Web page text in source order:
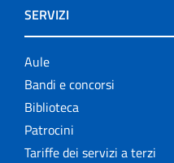
SERVIZI
Aule
Bandi e concorsi
Biblioteca
Patrocini
Tariffe dei servizi a terzi